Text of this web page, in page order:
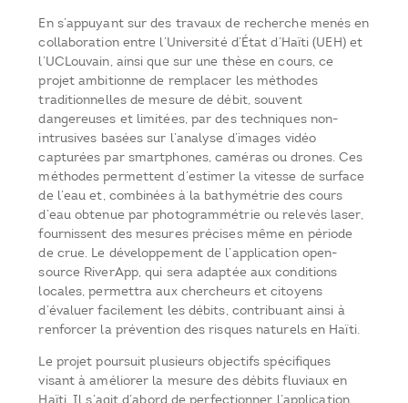
En s’appuyant sur des travaux de recherche menés en
collaboration entre l’Université d’État d’Haïti (UEH) et
l’UCLouvain, ainsi que sur une thèse en cours, ce
projet ambitionne de remplacer les méthodes
traditionnelles de mesure de débit, souvent
dangereuses et limitées, par des techniques non-
intrusives basées sur l’analyse d’images vidéo
capturées par smartphones, caméras ou drones. Ces
méthodes permettent d’estimer la vitesse de surface
de l’eau et, combinées à la bathymétrie des cours
d’eau obtenue par photogrammétrie ou relevés laser,
fournissent des mesures précises même en période
de crue. Le développement de l’application open-
source RiverApp, qui sera adaptée aux conditions
locales, permettra aux chercheurs et citoyens
d’évaluer facilement les débits, contribuant ainsi à
renforcer la prévention des risques naturels en Haïti.
Le projet poursuit plusieurs objectifs spécifiques
visant à améliorer la mesure des débits fluviaux en
Haïti. Il s’agit d’abord de perfectionner l’application